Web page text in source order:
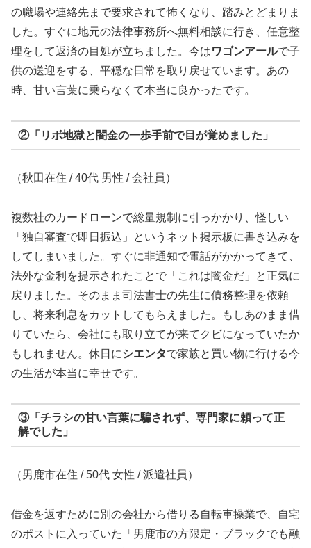
の職場や連絡先まで要求されて怖くなり、踏みとどまりま
した。すぐに地元の法律事務所へ無料相談に行き、任意整
理をして返済の目処が立ちました。今はワゴンアールで子
供の送迎をする、平穏な日常を取り戻せています。あの
時、甘い言葉に乗らなくて本当に良かったです。
②「リボ地獄と闇金の一歩手前で目が覚めました」
（秋田在住 / 40代 男性 / 会社員）
複数社のカードローンで総量規制に引っかかり、怪しい
「独自審査で即日振込」というネット掲示板に書き込みを
してしまいました。すぐに非通知で電話がかかってきて、
法外な金利を提示されたことで「これは闇金だ」と正気に
戻りました。そのまま司法書士の先生に債務整理を依頼
し、将来利息をカットしてもらえました。もしあのまま借
りていたら、会社にも取り立てが来てクビになっていたか
もしれません。休日にシエンタで家族と買い物に行ける今
の生活が本当に幸せです。
③「チラシの甘い言葉に騙されず、専門家に頼って正
解でした」
（男鹿市在住 / 50代 女性 / 派遣社員）
借金を返すために別の会社から借りる自転車操業で、自宅
のポストに入っていた「男鹿市の方限定・ブラックでも融